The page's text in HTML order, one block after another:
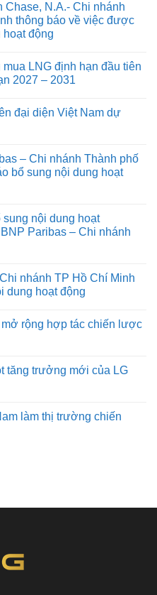
Chase, N.A.- Chi nhánh
thông báo về việc được
hoạt động
LNG định hạn đầu tiên
2027 – 2031
đại diện Việt Nam dự
– Chi nhánh Thành phố
bổ sung nội dung hoạt
nội dung hoạt
Paribas – Chi nhánh
nhánh TP Hồ Chí Minh
dung hoạt động
rộng hợp tác chiến lược
tăng trưởng mới của LG
làm thị trường chiến